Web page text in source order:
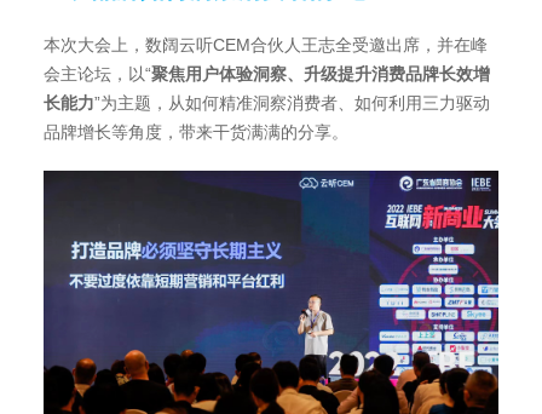
本次大会上，数阔云听CEM合伙人王志全受邀出席，并在峰
会主论坛，以“聚焦用户体验洞察、升级提升消费品牌长效增
长能力”为主题，从如何精准洞察消费者、如何利用三力驱动
品牌增长等角度，带来干货满满的分享。